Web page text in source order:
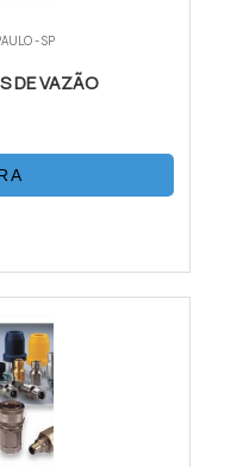
- SP
DE VAZÃO